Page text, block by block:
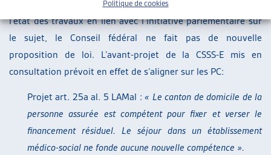
Politique de cookies
analogue aux PC garantirait plus de clarté. Etant donné
l’état des travaux en lien avec l’initiative parlementaire sur
le sujet, le Conseil fédéral ne fait pas de nouvelle
proposition de loi. L’avant-projet de la CSSS-E mis en
consultation prévoit en effet de s’aligner sur les PC:
Projet art. 25a al. 5 LAMal :« Le canton de domicile de la
personne assurée est compétent pour fixer et verser le
financement résiduel. Le séjour dans un établissement
médico-social ne fonde aucune nouvelle compétence ».